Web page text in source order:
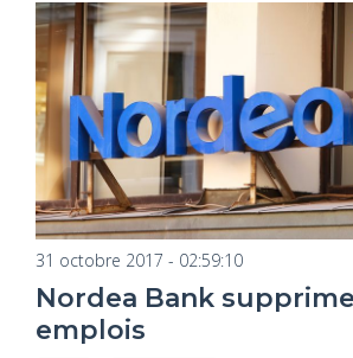
31 octobre 2017 - 02:59:10
Nordea Bank
emplois